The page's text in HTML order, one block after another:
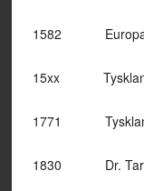
1582 Europa,
15xx Tyskland,
1771 Tyskland,
1830 Dr.